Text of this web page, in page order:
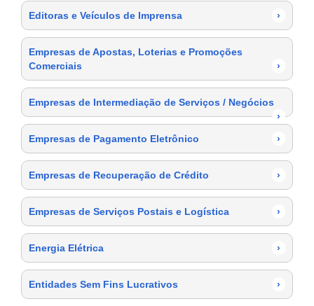
Editoras e Veículos de Imprensa ›
Empresas de Apostas, Loterias e Promoções
Comerciais
›
Empresas de Intermediação de Serviços / Negócios
›
Empresas de Pagamento Eletrônico
›
Empresas de Recuperação de Crédito ›
Empresas de Serviços Postais e Logística ›
Energia Elétrica ›
Entidades Sem Fins Lucrativos ›